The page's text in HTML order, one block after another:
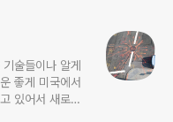
술들이나 알게
있어서 새로운